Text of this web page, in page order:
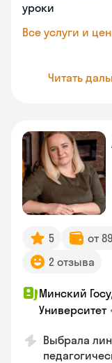
уроки
Все услуги и
Читать
5 от
2 отзыва
Минский
Университет
Выбрала